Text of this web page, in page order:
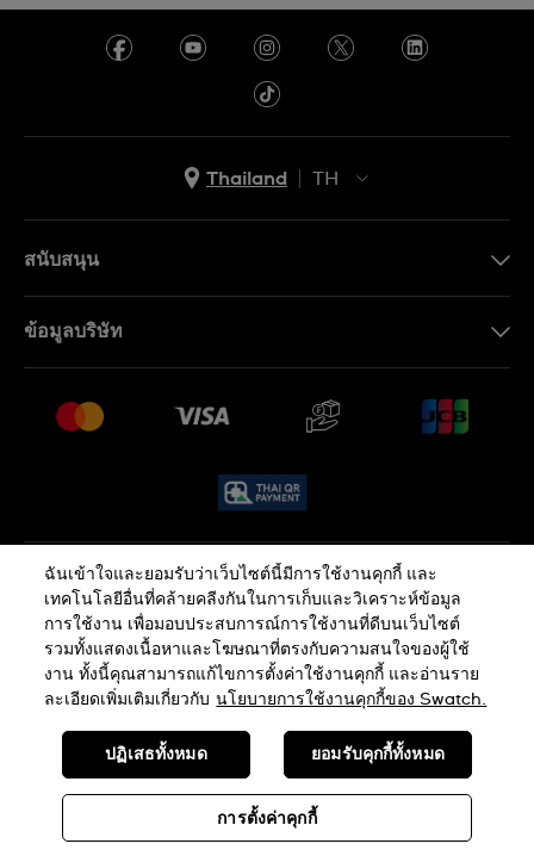
Thailand
TH
สนับสนุน
คำถามที่พบบ่อย (FAQ)
เงื่อนไขหลังการขาย
ข้อมูลบริษัท
งาน
นโยบายความเป็นส่วนตัว นโยบายคุกกี้
ข้อกำหนดและเงื่อนไข
SWISS MADE
ฉันเข้าใจและยอมรับว่าเว็บไซต์นี้มีการใช้งานคุกกี้ และ
เทคโนโลยีอื่นที่คล้ายคลีงกันในการเก็บและวิเคราะห์ข้อมูล
การใช้งาน เพื่อมอบประสบการณ์การใช้งานที่ดีบนเว็บไซต์
รวมทั้งแสดงเนื้อหาและโฆษณาที่ตรงกับความสนใจของผู้ใช้
งาน ทั้งนี้คุณสามารถแก้ไขการตั้งค่าใช้งานคุกกี้ และอ่านราย
ละเอียดเพิ่มเติมเกี่ยวกับ นโยบายการใช้งานคุกกี้ของ Swatch.
การตั้งค่าคุกกี้
ปฏิเสธทั้งหมด ยอมรับคุกกี้ทั้งหมด